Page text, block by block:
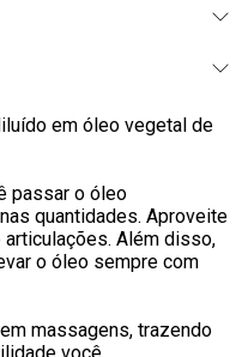
em óleo vegetal de
passar o óleo
quantidades. Aproveite
Além disso,
o óleo sempre com
massagens, trazendo